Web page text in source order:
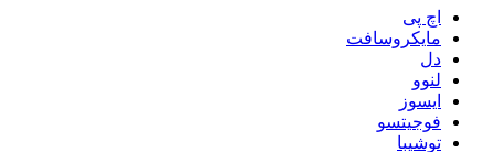
اچ پی
مایکروسافت
دل
لنوو
ایسوز
فوجیتسو
توشیبا